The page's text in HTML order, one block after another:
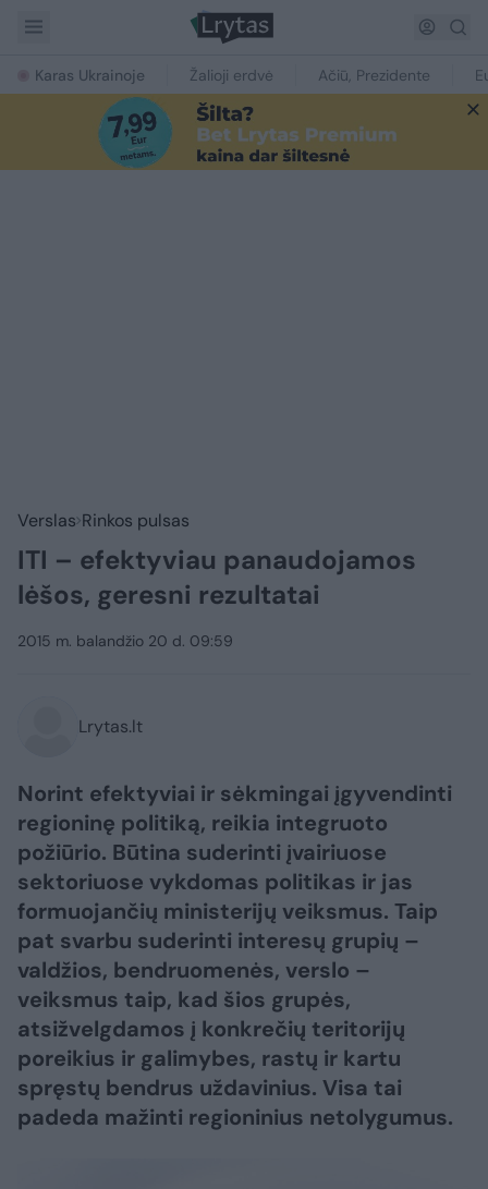
Karas Ukrainoje Žalioji erdvė Ačiū, Prezidente
Verslas Rinkos pulsas
ITI – efektyviau panaudojamos
lėšos, geresni rezultatai
2015 m. balandžio 20 d. 09:59
Lrytas.lt
Norint efektyviai ir sėkmingai įgyvendinti
regioninę politiką, reikia integruoto
požiūrio. Būtina suderinti įvairiuose
sektoriuose vykdomas politikas ir jas
formuojančių ministerijų veiksmus. Taip
pat svarbu suderinti interesų grupių –
valdžios, bendruomenės, verslo –
veiksmus taip, kad šios grupės,
atsižvelgdamos į konkrečių teritorijų
poreikius ir galimybes, rastų ir kartu
spręstų bendrus uždavinius. Visa tai
padeda mažinti regioninius netolygumus.